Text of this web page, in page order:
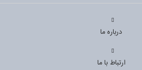
درباره ما
ارتباط با ما